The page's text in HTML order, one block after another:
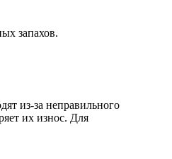
запахов.
из-за неправильного
их износ. Для